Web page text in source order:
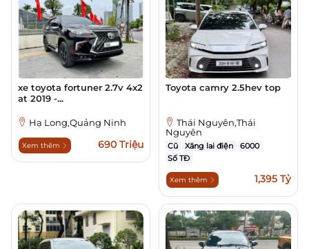
xe toyota fortuner 2.7v 4x2
at 2019 -...
Hạ Long,Quảng Ninh
Xem thêm 690 Triệu
Toyota camry 2.5hev top
Thái Nguyên,Thái
Nguyên
Cũ Xăng lai điện
6000
Số TĐ
Xem thêm 1,395 Tỷ